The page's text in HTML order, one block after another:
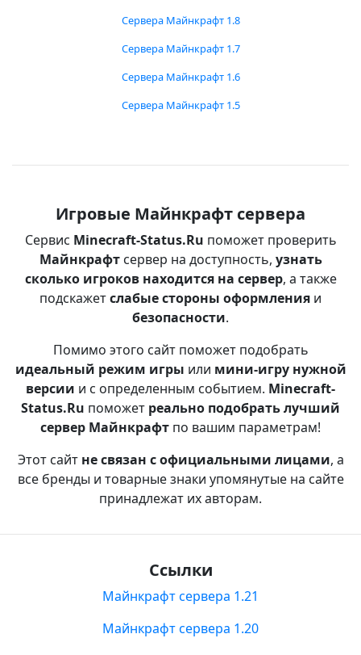
Сервера Майнкрафт 1.8
Сервера Майнкрафт 1.7
Сервера Майнкрафт 1.6
Сервера Майнкрафт 1.5
Игровые Майнкрафт сервера
Сервис Minecraft-Status.Ru поможет проверить
Майнкрафтсервер на доступность, узнать
сколько игроков находится на сервер, а также
подскажетслабые стороны оформления и
безопасности.
Помимо этого сайт поможет подобрать
идеальный режим игры или мини-игру нужной
версии и с определенным событием. Minecraft-
Status.Ru поможет реально подобрать лучший
сервер Майнкрафт по вашим параметрам!
Этот сайт не связан с официальными лицами, а
все бренды и товарные знаки упомянутые на сайте
принадлежат их авторам.
Ссылки
Майнкрафт сервера 1.21
Майнкрафт сервера 1.20